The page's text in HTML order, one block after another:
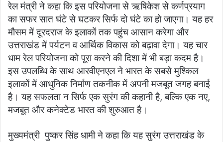
रेल मंत्री ने कहा कि इस परियोजना से ऋषिकेश से कर्णप्रयाग
का सफर सात घंटे से घटकर सिर्फ दो घंटे का हो जाएगा। यह हर
मौसम में दूरदराज के इलाकों तक पहुंच आसान करेगा और
उत्तराखंड में पर्यटन व आर्थिक विकास को बढ़ावा देगा। यह चार
धाम रेल परियोजना को पूरा करने की दिशा में भी बड़ा कदम है।
इस उपलब्धि के साथ आरवीएनएल ने भारत के सबसे मुश्किल
इलाकों में आधुनिक निर्माण तकनीक में अपनी मजबूत जगह बनाई
है। यह सफलता न सिर्फ एक सुरंग की कहानी है, बल्कि एक नए,
मजबूत और कनेक्टेड भारत की शुरुआत है।
मुख्यमंत्री पुष्कर सिंह धामी ने कहा कि यह सुरंग उत्तराखंड के